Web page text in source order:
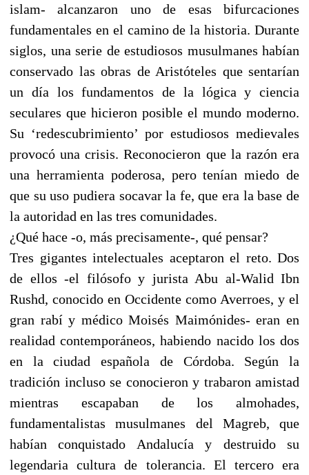
islam- alcanzaron uno de esas bifurcaciones
fundamentales en el camino de la historia. Durante
siglos, una serie de estudiosos musulmanes habían
conservado las obras de Aristóteles que sentarían
un día los fundamentos de la lógica y ciencia
seculares que hicieron posible el mundo moderno.
Su ‘redescubrimiento’ por estudiosos medievales
provocó una crisis. Reconocieron que la razón era
una herramienta poderosa, pero tenían miedo de
que su uso pudiera socavar la fe, que era la base de
la autoridad en las tres comunidades.
¿Qué hace -o, más precisamente-, qué pensar?
Tres gigantes intelectuales aceptaron el reto. Dos
de ellos -el filósofo y jurista Abu al-Walid Ibn
Rushd, conocido en Occidente como Averroes, y el
gran rabí y médico Moisés Maimónides- eran en
realidad contemporáneos, habiendo nacido los dos
en la ciudad española de Córdoba. Según la
tradición incluso se conocieron y trabaron amistad
mientras escapaban de los almohades,
fundamentalistas musulmanes del Magreb, que
habían conquistado Andalucía y destruido su
legendaria cultura de tolerancia. El tercero era